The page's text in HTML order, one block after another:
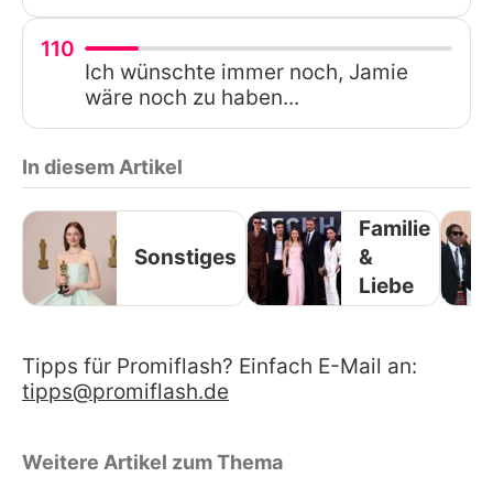
110
Ich wünschte immer noch, Jamie
wäre noch zu haben...
In diesem Artikel
Sonstiges
Familie
&
Liebe
Tipps für Promiflash? Einfach E-Mail an:
tipps@promiflash.de
Weitere Artikel zum Thema